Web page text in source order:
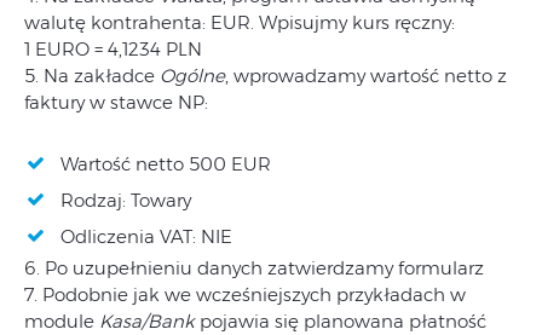
walutę kontrahenta: EUR. Wpisujmy kurs ręczny:
1 EURO = 4,1234 PLN
5. Na zakładce Ogólne, wprowadzamy wartość netto z
faktury w stawce NP:
Wartość netto 500 EUR
Rodzaj: Towary
Odliczenia VAT: NIE
6. Po uzupełnieniu danych zatwierdzamy formularz
7. Podobnie jak we wcześniejszych przykładach w
module Kasa/Bankpojawia się planowana płatność